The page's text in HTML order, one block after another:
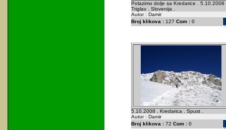
Polazimo dolje sa Kredarice . 5.10.2008
Triglav . Slovenija .
Autor : Damir
Broj klikova :127 Com :0
5.10.2008 . Kredarica . Spust .
Autor : Damir
Broj klikova :72 Com :0